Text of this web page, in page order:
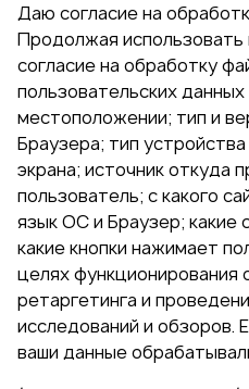
Даю согласие на
Продолжая использовать
согласие на обработку
пользовательских
местоположении; тип и
Браузера; тип
экрана; источник откуда
пользователь; с какого
язык ОС и Браузер; какие
какие кнопки нажимает
целях функционирования
ретаргетинга и
исследований и обзоров.
ваши данные